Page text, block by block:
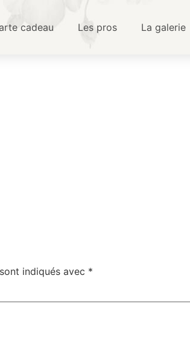
cadeau Les pros La galerie
indiqués avec *